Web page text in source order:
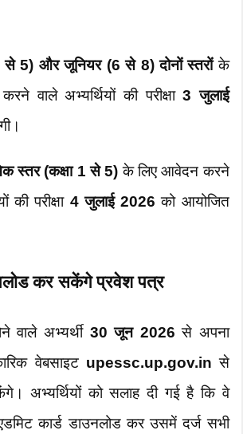
से 5) और जूनियर (6 से 8) दोनों स्तरोंके
वाले अभ्यर्थियों की परीक्षा3 जुलाई
स्तर (कक्षा 1 से 5) के लिए आवेदन करने
की परीक्षा 4 जुलाई 2026 को आयोजित
कर सकेंगे प्रवेश पत्र
वाले अभ्यर्थी 30 जून 2026 से अपना
वेबसाइट upessc.up.gov.in से
अभ्यर्थियों को सलाह दी गई है कि वे
कार्ड डाउनलोड कर उसमें दर्ज सभी